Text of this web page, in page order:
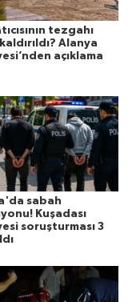
tezgahı
Alanya
açıklama
sabah
Kuşadası
soruşturması 3